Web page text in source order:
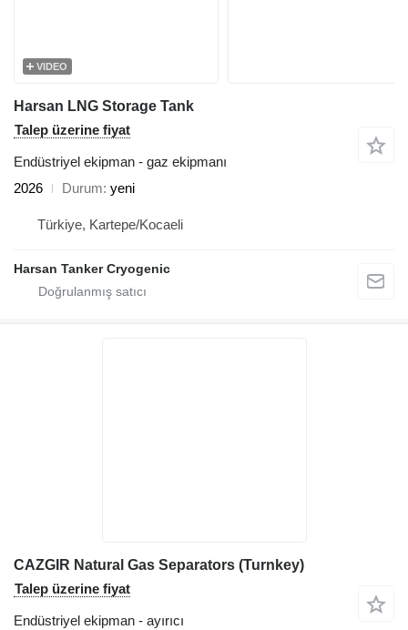
VIDEO
Harsan LNG Storage Tank
Talep üzerine fiyat
Endüstriyel ekipman - gaz ekipmanı
2026
Durum yeni
Türkiye, Kartepe/Kocaeli
Harsan Tanker Cryogenic
CAZGIR Natural Gas Separators (Turnkey)
Talep üzerine fiyat
Endüstriyel ekipman - ayırıcı